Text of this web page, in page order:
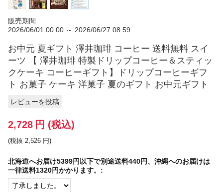
販売期間
2026/06/01 00:00 ～ 2026/06/27 08:59
お中元 夏ギフト 澤井珈琲 コーヒー 送料無料 スイ
ーツ 【 澤井珈琲 特製ドリップコーヒー＆スティッ
クケーキ コーヒーギフト】ドリップコーヒーギフ
ト お菓子 ケーキ 洋菓子 夏のギフト お中元ギフト
レビューを投稿
2,728 円 (税込)
(税抜 2,526 円)
北海道へお届け5399円以下で別途送料440円、沖縄へのお届けは
一律送料1320円かかります。: